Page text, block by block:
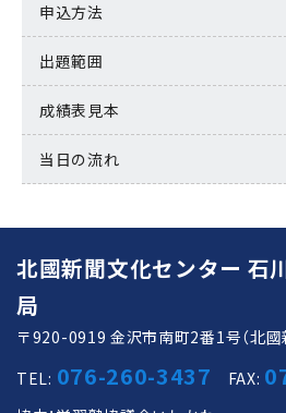
申込方法
出題範囲
成績表見本
当日の流れ
北國新聞文化センター 石
局
〒920-0919 金沢市南町2番1号（北國
TEL: 076-260-3437 FAX: